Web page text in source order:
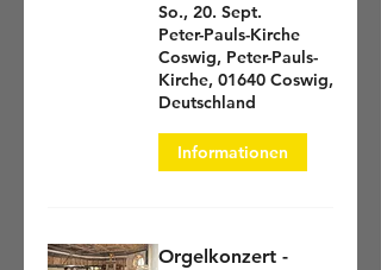
So., 20. Sept.
Peter-Pauls-Kirche
Coswig, Peter-Pauls-
Kirche, 01640 Coswig,
Deutschland
Informationen
Orgelkonzert -